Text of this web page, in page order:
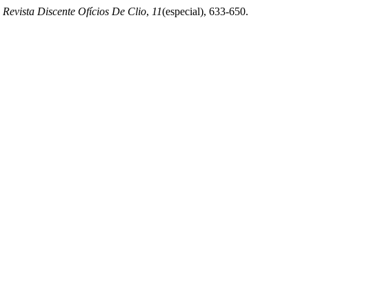
Revista Discente Ofícios De Clio, 11(especial), 633-650.